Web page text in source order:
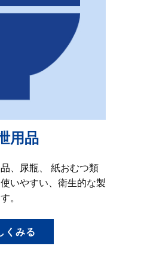
用品
、尿瓶、 紙おむつ類
いやすい、衛生的な製
。
くみる